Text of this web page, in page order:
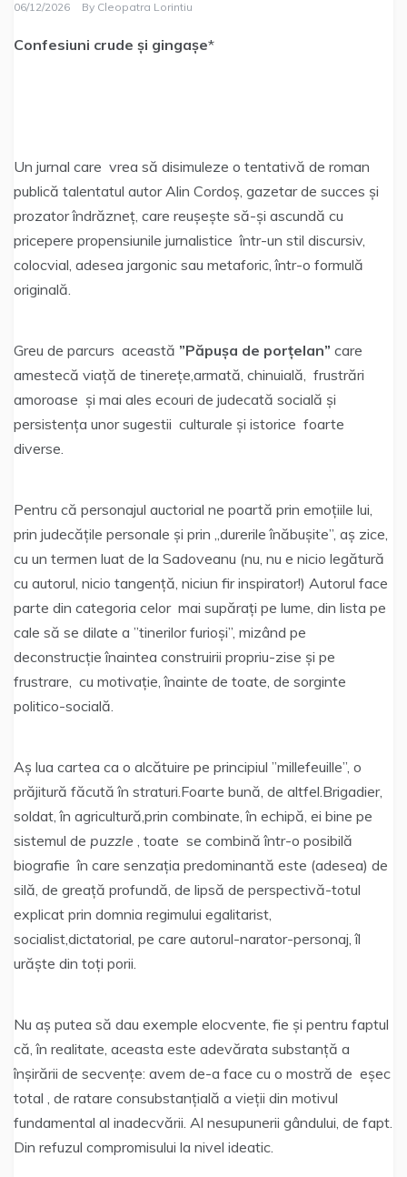
06/12/2026 By Cleopatra Lorintiu
Confesiuni crude și gingașe*
Un jurnal care vrea să disimuleze o tentativă de roman
publică talentatul autor Alin Cordoș, gazetar de succes și
prozator îndrăzneț, care reușește să-și ascundă cu
pricepere propensiunile jurnalistice într-un stil discursiv,
colocvial, adesea jargonic sau metaforic, într-o formulă
originală.
Greu de parcurs această ”Păpușa de porțelan” care
amestecă viață de tinerețe,armată, chinuială, frustrări
amoroase și mai ales ecouri de judecată socială și
persistența unor sugestii culturale și istorice foarte
diverse.
Pentru că personajul auctorial ne poartă prin emoțiile lui,
prin judecățile personale și prin „durerile înăbușite”, aș zice,
cu un termen luat de la Sadoveanu (nu, nu e nicio legătură
cu autorul, nicio tangență, niciun fir inspirator!) Autorul face
parte din categoria celor mai supărați pe lume, din lista pe
cale să se dilate a ”tinerilor furioși”, mizând pe
deconstrucție înaintea construirii propriu-zise și pe
frustrare, cu motivație, înainte de toate, de sorginte
politico-socială.
Aș lua cartea ca o alcătuire pe principiul ”millefeuille”, o
prăjitură făcută în straturi.Foarte bună, de altfel.Brigadier,
soldat, în agricultură,prin combinate, în echipă, ei bine pe
sistemul de puzzle , toate se combină într-o posibilă
biografie în care senzația predominantă este (adesea) de
silă, de greață profundă, de lipsă de perspectivă-totul
explicat prin domnia regimului egalitarist,
socialist,dictatorial, pe care autorul-narator-personaj, îl
urăște din toți porii.
Nu aș putea să dau exemple elocvente, fie și pentru faptul
că, în realitate, aceasta este adevărata substanță a
înșirării de secvențe: avem de-a face cu o mostră de eșec
total , de ratare consubstanțială a vieții din motivul
fundamental al inadecvării. Al nesupunerii gândului, de fapt.
Din refuzul compromisului la nivel ideatic.